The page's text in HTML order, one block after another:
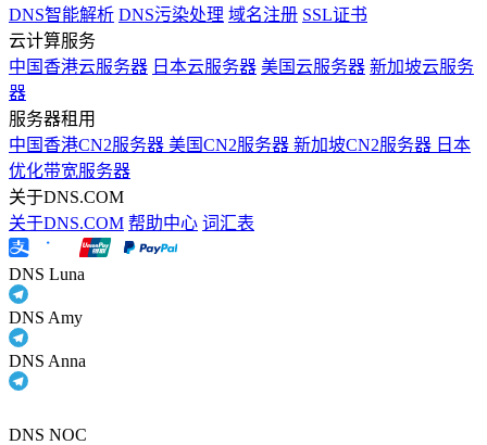
DNS智能解析 DNS污染处理 域名注册 SSL证书
云计算服务
中国香港云服务器 日本云服务器 美国云服务器 新加坡云服务
器
服务器租用
中国香港CN2服务器 美国CN2服务器 新加坡CN2服务器 日本
优化带宽服务器
关于DNS.COM
关于DNS.COM 帮助中心 词汇表
DNS Luna
DNS Amy
DNS Anna
DNS NOC